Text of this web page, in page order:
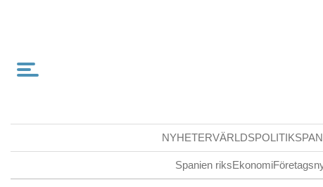
NYHETERVÄRLDSPOLITIK
Spanien riksEkonomi